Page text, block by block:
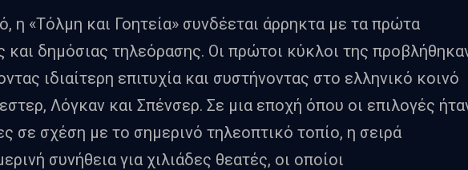
η «Τόλμη και Γοητεία» συνδέεται άρρηκτα με τα πρώτα
και δημόσιας τηλεόρασης. Οι πρώτοι κύκλοι της
ιδιαίτερη επιτυχία και συστήνοντας στο ελληνικό κοινό
Λόγκαν και Σπένσερ. Σε μια εποχή όπου οι επιλογές
σε σχέση με το σημερινό τηλεοπτικό τοπίο, η σειρά
συνήθεια για χιλιάδες θεατές, οι οποίοι